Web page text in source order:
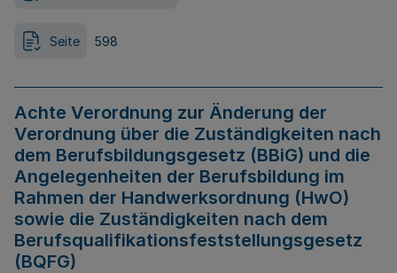
Seite 598
Achte Verordnung zur Änderung der
Verordnung über die Zuständigkeiten nach
dem Berufsbildungsgesetz (BBiG) und die
Angelegenheiten der Berufsbildung im
Rahmen der Handwerksordnung (HwO)
sowie die Zuständigkeiten nach dem
Berufsqualifikationsfeststellungsgesetz
(BQFG)